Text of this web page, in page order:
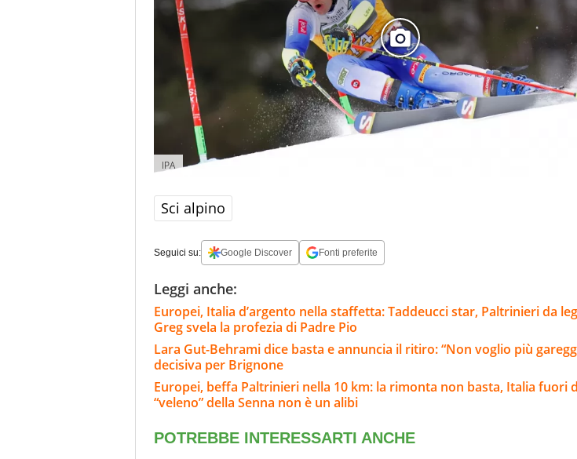
IPA
Sci alpino
Seguici su: Google Discover Fonti preferite
Leggi anche:
Europei, Italia d’argento nella staffetta: Taddeucci star, Paltrinieri da
Greg svela la profezia di Padre Pio
Lara Gut-Behrami dice basta e annuncia il ritiro: “Non voglio più
decisiva per Brignone
Europei, beffa Paltrinieri nella 10 km: la rimonta non basta, Italia fuori
“veleno” della Senna non è un alibi